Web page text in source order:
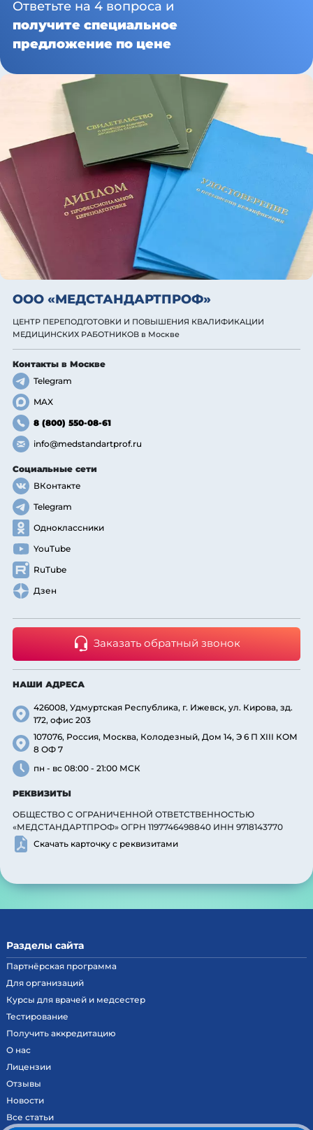
Ответьте на 4 вопроса и
получите специальное
предложение по цене
ООО «МЕДСТАНДАРТПРОФ»
ЦЕНТР ПЕРЕПОДГОТОВКИ И ПОВЫШЕНИЯ КВАЛИФИКАЦИИ
МЕДИЦИНСКИХ РАБОТНИКОВ в Москве
Контакты в Москве
Telegram
MAX
8 (800) 550-08-61
info@medstandartprof.ru
Социальные сети
ВКонтакте
Telegram
Одноклассники
YouTube
RuTube
Дзен
Заказать обратный звонок
НАШИ АДРЕСА
426008, Удмуртская Республика, г. Ижевск, ул. Кирова, зд.
172, офис 203
107076, Россия, Москва, Колодезный, Дом 14, Э 6 П XIII КОМ
8 ОФ 7
пн - вс 08:00 - 21:00 МСК
РЕКВИЗИТЫ
ОБЩЕСТВО С ОГРАНИЧЕННОЙ ОТВЕТСТВЕННОСТЬЮ
«МЕДСТАНДАРТПРОФ» ОГРН 1197746498840 ИНН 9718143770
Скачать карточку с реквизитами
Разделы сайта
Партнёрская программа
Для организаций
Курсы для врачей и медсестер
Тестирование
Получить аккредитацию
О нас
Лицензии
Отзывы
Новости
Все статьи